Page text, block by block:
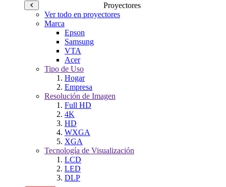
Proyectores
Ver todo en proyectores
Marca
Epson
Samsung
VTA
Acer
Tipo de Uso
Hogar
Empresa
Resolución de Imagen
Full HD
4K
HD
WXGA
XGA
Tecnología de Visualización
LCD
LED
DLP